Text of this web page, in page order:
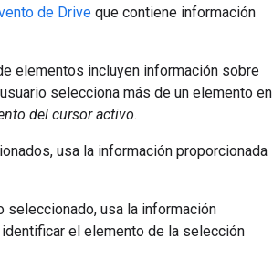
de Drive que contiene información
elementos incluyen información sobre
selecciona más de un elemento en
del cursor activo.
usa la información proporcionada
seleccionado, usa la información
el elemento de la selección